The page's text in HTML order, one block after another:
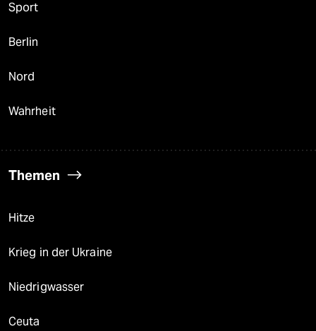
Sport
Berlin
Nord
Wahrheit
Themen
Hitze
Krieg in der Ukraine
Niedrigwasser
Ceuta